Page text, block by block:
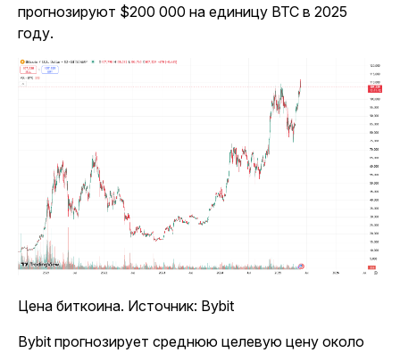
прогнозируют $200 000 на единицу BTC в 2025
году.
Цена биткоина. Источник: Bybit
Bybit прогнозирует среднюю целевую цену около